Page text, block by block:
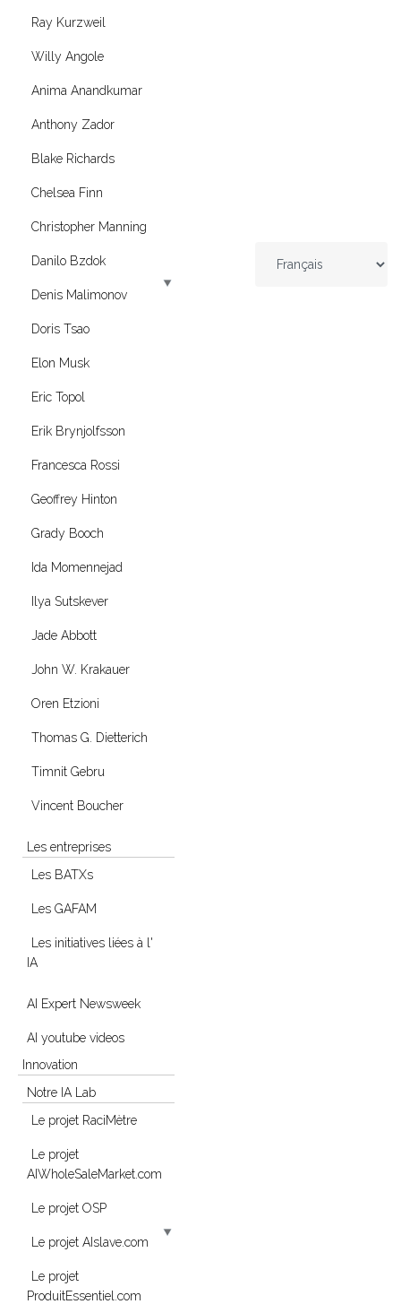
Ray Kurzweil
Willy Angole
Anima Anandkumar
Anthony Zador
Blake Richards
Chelsea Finn
Christopher Manning
Danilo Bzdok
Denis Malimonov
Doris Tsao
Elon Musk
Eric Topol
Erik Brynjolfsson
Francesca Rossi
Geoffrey Hinton
Grady Booch
Ida Momennejad
Ilya Sutskever
Jade Abbott
John W. Krakauer
Oren Etzioni
Thomas G. Dietterich
Timnit Gebru
Vincent Boucher
Les entreprises
Les BATXs
Les GAFAM
Les initiatives liées à l'
IA
AI Expert Newsweek
AI youtube videos
Innovation
Notre IA Lab
Le projet RaciMètre
Le projet
AIWholeSaleMarket.com
Le projet OSP
Le projet AIslave.com
Le projet
ProduitEssentiel.com